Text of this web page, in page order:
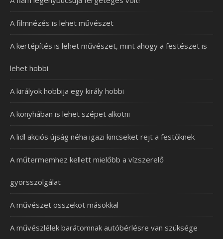
A filmnézés is lehet művészet
A kertépítés is lehet művészet, mint ahogy a festészet is
lehet hobbi
A királyok hobbija egy király hobbi
A konyhában is lehet szépet alkotni
A lidl akciós újság néha igazi kincseket rejt a festőknek
A műtermemhez kellett mielőbb a vízszerelő
gyorsszolgálat
A művészet összeköt másokkal
A művészlélek barátomnak autóbérlésre van szüksége